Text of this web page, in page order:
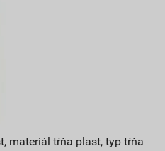
materiál tŕňa plast, typ tŕňa